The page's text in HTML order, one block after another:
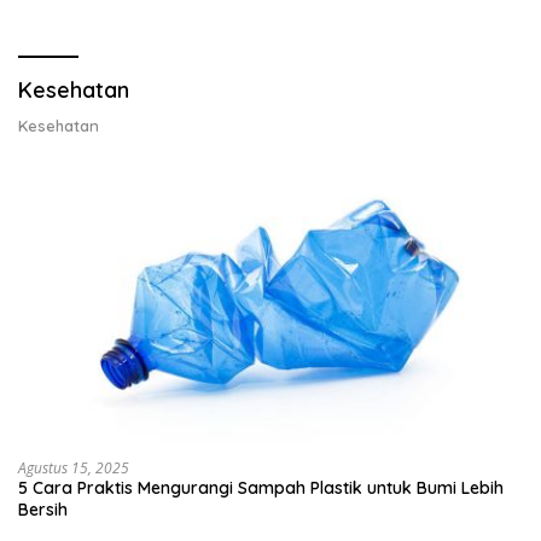
Kesehatan
Kesehatan
Agustus 15, 2025
5 Cara Praktis Mengurangi Sampah Plastik untuk Bumi Lebih
Bersih